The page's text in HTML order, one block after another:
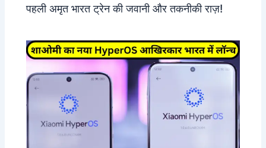
पहली अमृत भारत ट्रेन की जवानी और तकनीकी राज़!